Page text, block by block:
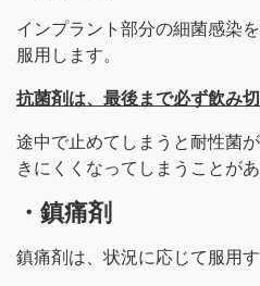
インプラント部分の細菌感染
服用します。
抗菌剤は、最後まで必ず飲み
途中で止めてしまうと耐性菌
きにくくなってしまうことがあ
・鎮痛剤
鎮痛剤は、状況に応じて服用